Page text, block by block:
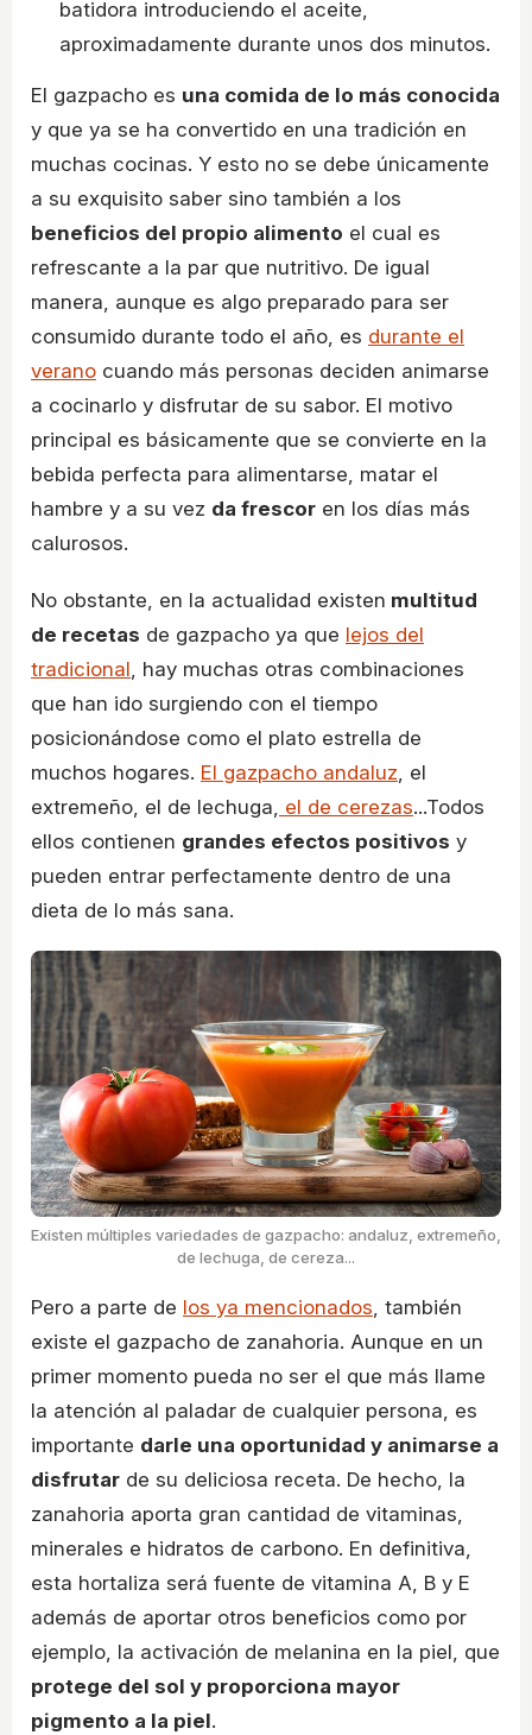
batidora introduciendo el aceite,
aproximadamente durante unos dos minutos.
El gazpacho es una comida de lo más conocida
y que ya se ha convertido en una tradición en
muchas cocinas. Y esto no se debe únicamente
a su exquisito saber sino también a los
beneficios del propio alimento el cual es
refrescante a la par que nutritivo. De igual
manera, aunque es algo preparado para ser
consumido durante todo el año, es durante el
verano cuando más personas deciden animarse
a cocinarlo y disfrutar de su sabor. El motivo
principal es básicamente que se convierte en la
bebida perfecta para alimentarse, matar el
hambre y a su vez da frescor en los días más
calurosos.
No obstante, en la actualidad existen multitud
de recetas de gazpacho ya que lejos del
tradicional, hay muchas otras combinaciones
que han ido surgiendo con el tiempo
posicionándose como el plato estrella de
muchos hogares. El gazpacho andaluz, el
extremeño, el de lechuga, el de cerezas...Todos
ellos contienen grandes efectos positivos y
pueden entrar perfectamente dentro de una
dieta de lo más sana.
Existen múltiples variedades de gazpacho: andaluz, extremeño,
de lechuga, de cereza...
Pero a parte de los ya mencionados, también
existe el gazpacho de zanahoria. Aunque en un
primer momento pueda no ser el que más llame
la atención al paladar de cualquier persona, es
importante darle una oportunidad y animarse a
disfrutar de su deliciosa receta. De hecho, la
zanahoria aporta gran cantidad de vitaminas,
minerales e hidratos de carbono. En definitiva,
esta hortaliza será fuente de vitamina A, B y E
además de aportar otros beneficios como por
ejemplo, la activación de melanina en la piel, que
protege del sol y proporciona mayor
pigmento a la piel.